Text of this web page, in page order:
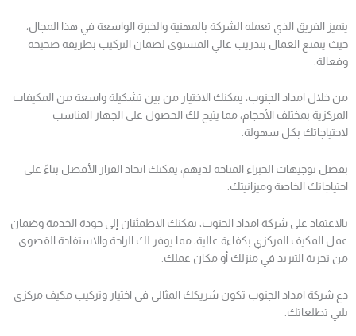
يتميز الفريق الذي تعمله الشركة بالمهنية والخبرة الواسعة في هذا المجال،
حيث يتمتع العمال بتدريب عالي المستوى لضمان التركيب بطريقة صحيحة
وفعالة.
من خلال امداد الجنوب، يمكنك الاختيار من بين تشكيلة واسعة من المكيفات
المركزية بمختلف الأحجام، مما يتيح لك الحصول على الجهاز المناسب
لاحتياجاتك بكل سهولة.
بفضل توجيهات الخبراء المتاحة لديهم، يمكنك اتخاذ القرار الأفضل بناءً على
احتياجاتك الخاصة وميزانيتك.
بالاعتماد على شركة امداد الجنوب، يمكنك الاطمئنان إلى جودة الخدمة وضمان
عمل المكيف المركزي بكفاءة عالية، مما يوفر لك الراحة والاستفادة القصوى
من تجربة التبريد في منزلك أو مكان عملك.
دع شركة امداد الجنوب تكون شريكك المثالي في اختيار وتركيب مكيف مركزي
يلبي تطلعاتك.